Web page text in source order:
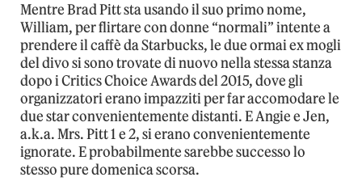
Mentre Brad Pitt sta usando il suo primo nome,
William, per flirtare con donne “normali” intente a
prendere il caffè da Starbucks, le due ormai ex mogli
del divo si sono trovate di nuovo nella stessa stanza
dopo i Critics Choice Awards del 2015, dove gli
organizzatori erano impazziti per far accomodare le
due star convenientemente distanti. E Angie e Jen,
a.k.a. Mrs. Pitt 1 e 2, si erano convenientemente
ignorate. E probabilmente sarebbe successo lo
stesso pure domenica scorsa.